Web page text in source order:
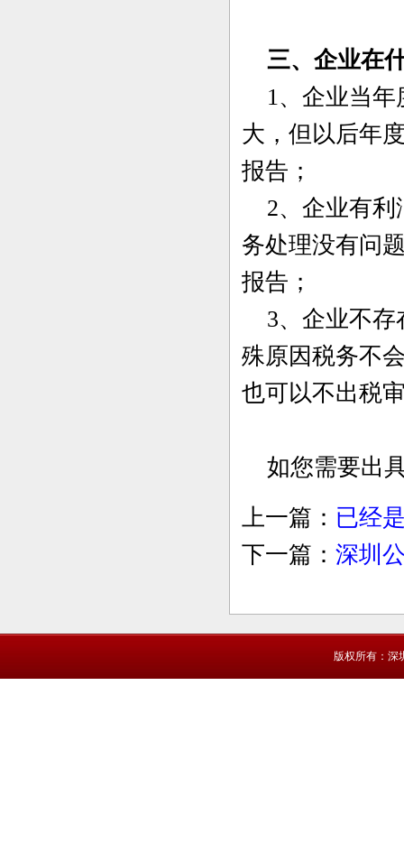
三、企业在
1、企业当年
大，但以后年
报告；
2、企业有利
务处理没有问
报告；
3、企业不存
殊原因税务不
也可以不出税
如您需要出
上一篇： 已经
下一篇： 深圳
版权所有：深